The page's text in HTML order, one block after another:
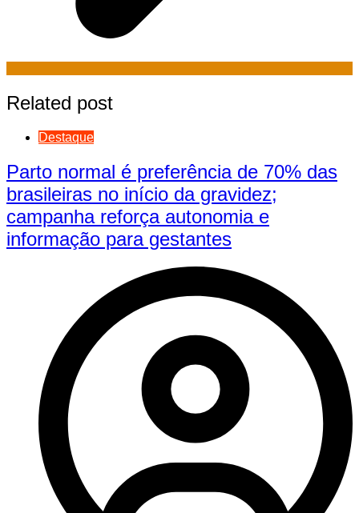
Related post
Destaque
Parto normal é preferência de 70% das
brasileiras no início da gravidez;
campanha reforça autonomia e
informação para gestantes